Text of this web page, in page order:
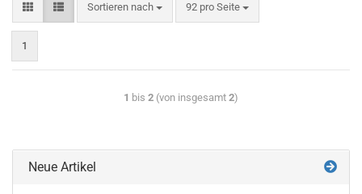
Sortieren nach 92 pro Seite
1
1 bis 2 (von insgesamt 2)
Neue Artikel